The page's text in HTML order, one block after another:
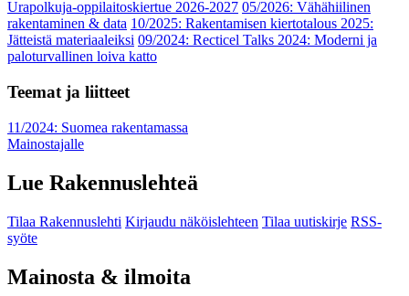
Urapolkuja-oppilaitoskiertue 2026-2027 05/2026: Vähähiilinen
rakentaminen & data 10/2025: Rakentamisen kiertotalous 2025:
Jätteistä materiaaleiksi 09/2024: Recticel Talks 2024: Moderni ja
paloturvallinen loiva katto
Teemat ja liitteet
11/2024: Suomea rakentamassa
Mainostajalle
Lue Rakennuslehteä
Tilaa Rakennuslehti Kirjaudu näköislehteen Tilaa uutiskirje RSS-
syöte
Mainosta & ilmoita